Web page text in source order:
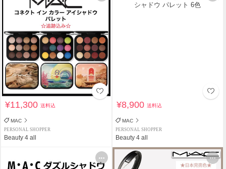
¥11,300送料込
MAC
PERSONAL SHOPPER
Beauty 4 all
¥8,900送料込
MAC
PERSONAL SHOPPER
Beauty 4 all